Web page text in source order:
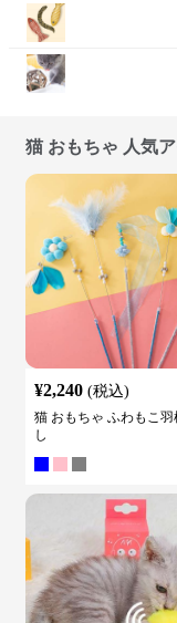
猫 おもちゃ 人気
¥2,240 (税込)
猫 おもちゃ ふわもこ羽
し